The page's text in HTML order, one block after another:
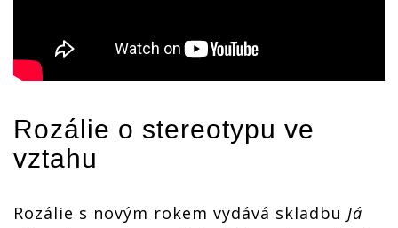
Rozálie o stereotypu ve
vztahu
Rozálie s novým rokem vydává skladbu Já